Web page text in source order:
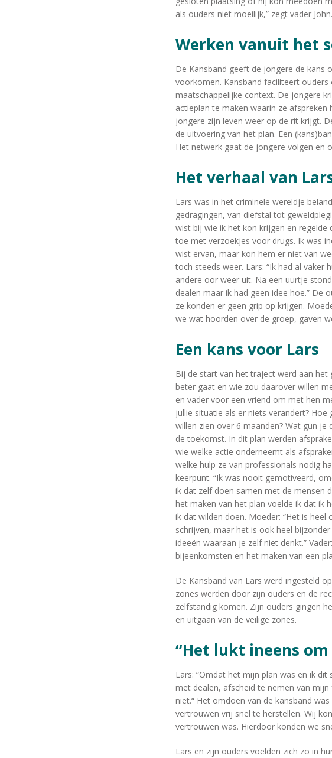
als ouders niet moeilijk,” zegt vader
Werken vanuit het
De Kansband geeft de jongere de kans
voorkomen. Kansband faciliteert
maatschappelijke context. De jongere
actieplan te maken waarin ze
jongere zijn leven weer op de rit krijgt.
de uitvoering van het plan. Een
Het netwerk gaat de jongere volgen en
Het verhaal van
Lars was in het criminele wereldje
gedragingen, van diefstal tot
wist bij wie ik het kon krijgen en
toe met verzoekjes voor drugs. Ik was
wist ervan, maar kon hem er niet van
toch steeds weer. Lars: “Ik had al vaker
andere oor weer uit. Na een uurtje
dealen maar ik had geen idee hoe.” De
ze konden er geen grip op krijgen.
we wat hoorden over de groep, gaven
Een kans voor Lars
Bij de start van het traject werd aan het
beter gaat en wie zou daarover willen
en vader voor een vriend om met hen
jullie situatie als er niets verandert?
willen zien over 6 maanden? Wat gun
de toekomst. In dit plan werden
wie welke actie onderneemt als
welke hulp ze van professionals nodig
keerpunt. “Ik was nooit gemotiveerd,
ik dat zelf doen samen met de mensen
het maken van het plan voelde ik dat ik
ik dat wilden doen. Moeder: “Het is
schrijven, maar het is ook heel
ideeën waaraan je zelf niet denkt.”
bijeenkomsten en het maken van een
De Kansband van Lars werd ingesteld
zones werden door zijn ouders en de
zelfstandig komen. Zijn ouders gingen
en uitgaan van de veilige zones.
“Het lukt ineens
Lars: “Omdat het mijn plan was en ik
met dealen, afscheid te nemen van
niet.“ Het omdoen van de kansband
vertrouwen vrij snel te herstellen. Wij
vertrouwen was. Hierdoor konden we
Lars en zijn ouders voelden zich zo in